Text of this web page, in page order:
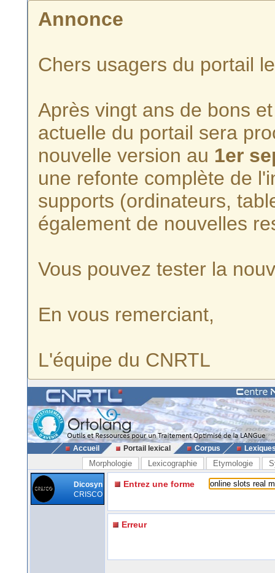
Annonce
Chers usagers du portail
Après vingt ans de bons
actuelle du portail sera
nouvelle version au 1er
une refonte complète de
supports (ordinateurs,
également de nouvelles
Vous pouvez tester la
En vous remerciant,
L'équipe du CNRTL
Accueil Portail lexical Corpus
Morphologie Lexicographie Etymologie
Dicosyn
CRISCO
Entrez une forme
Erreur